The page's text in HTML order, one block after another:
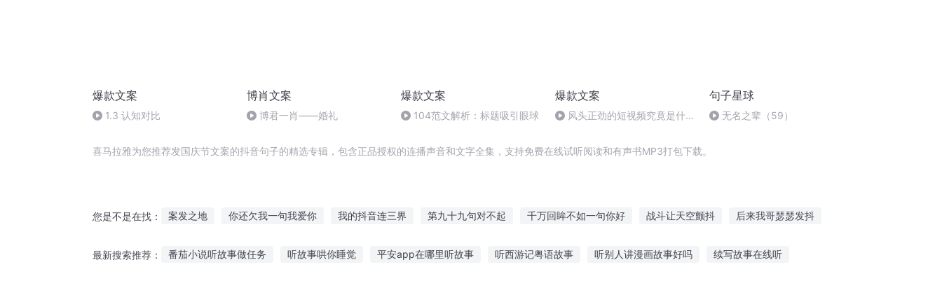
爆款文案
1.3 认知对比
博肖文案
博君一肖——婚礼
爆款文案
104范文解析：标题吸引眼球
爆款文案
风头正劲的短视频究竟是什
句子星球
无名之辈（59）
喜马拉雅为您推荐发国庆节文案的抖音句子的精选专辑，包含正品授权的连播声音和文字全集，支持免费在线试听阅读和有声书MP3打包下载。
您是不是在找： 案发之地 你还欠我一句我爱你 我的抖音连三界 第九十九句对不起 千万回眸不如一句你好 战斗让天空颤抖 后来我哥瑟瑟发抖
最新搜索推荐： 番茄小说听故事做任务 听故事哄你睡觉 平安app在哪里听故事 听西游记粤语故事 听别人讲漫画故事好吗 续写故事在线听